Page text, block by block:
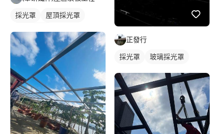
採光罩
屋頂採光罩
正發行
採光罩 玻璃採光罩